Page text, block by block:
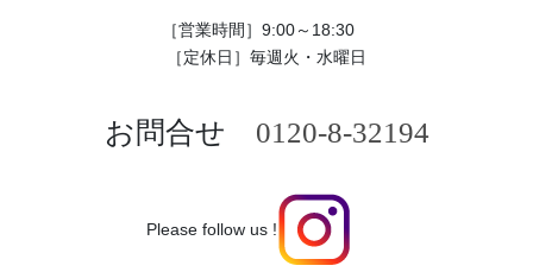
［営業時間］9:00～18:30
［定休日］毎週火・水曜日
お問合せ 0120-8-32194
Please follow us !